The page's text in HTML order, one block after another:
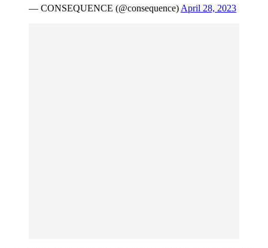
— CONSEQUENCE (@consequence) April 28, 2023